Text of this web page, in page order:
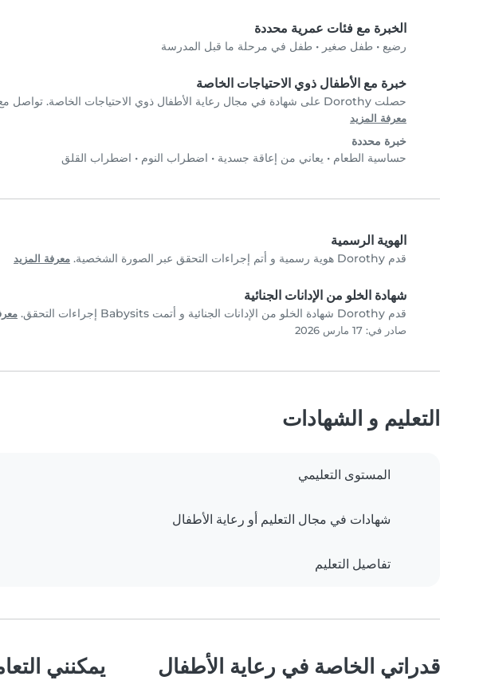
الخبرة مع فئات عمرية محددة
رضيع • طفل صغير • طفل في مرحلة ما قبل المدرسة
خبرة مع الأطفال ذوي الاحتياجات الخاصة
حصلت Dorothy على شهادة في مجال رعاية الأطفال ذوي الاحتياجات الخاصة. تواصل مع Dorothy مباشرةً للتحقق من الشهادات.
معرفة المزيد
خبرة محددة
حساسية الطعام • يعاني من إعاقة جسدية • اضطراب النوم • اضطراب القلق
الهوية الرسمية
قدم Dorothy هوية رسمية و أتم إجراءات التحقق عبر الصورة الشخصية. معرفة المزيد
شهادة الخلو من الإدانات الجنائية
قدم Dorothy شهادة الخلو من الإدانات الجنائية و أتمت Babysits إجراءات التحقق.
صادر في: 17 مارس 2026
التعليم و الشهادات
المستوى التعليمي
شهادات في مجال التعليم أو رعاية الأطفال
تفاصيل التعليم
قدراتي الخاصة في رعاية الأطفال يمكنني